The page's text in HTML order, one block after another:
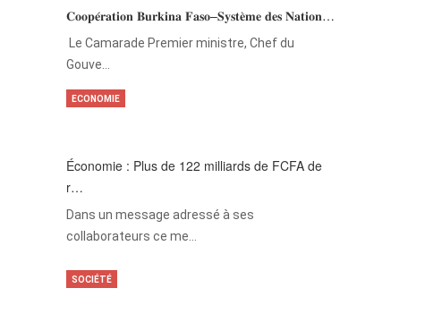
𝐂𝐨𝐨𝐩𝐞́𝐫𝐚𝐭𝐢𝐨𝐧 𝐁𝐮𝐫𝐤𝐢𝐧𝐚 𝐅𝐚𝐬𝐨–𝐒𝐲𝐬𝐭𝐞̀𝐦𝐞 𝐝𝐞𝐬 𝐍𝐚𝐭𝐢𝐨𝐧…
‎Le Camarade Premier ministre, Chef du
Gouve…
Économie : Plus de 122 milliards de FCFA de
r…
Dans un message adressé à ses
collaborateurs ce me…
ECONOMIE
SOCIÉTÉ